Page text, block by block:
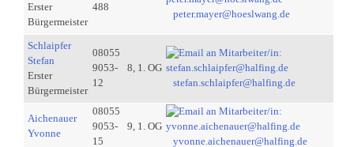
Erster
Bürgermeister
488
peter.mayer@hoeslwang.de
Schlaipfer
Stefan
Erster
Bürgermeister
08055
9053-
12
8, 1. OG
stefan.schlaipfer@halfing.de
Aichenauer
Yvonne
08055
9053-
15
9, 1. OG
yvonne.aichenauer@halfing.de